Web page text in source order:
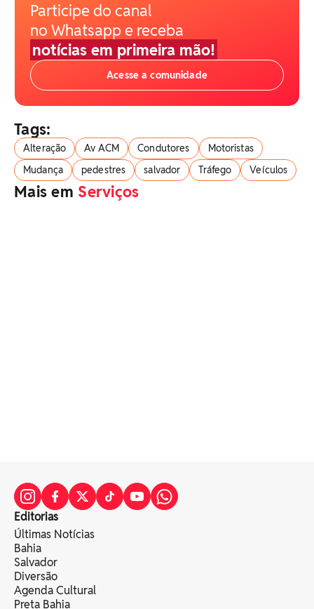
Participe do canal
no Whatsapp e receba
notícias em primeira mão!
Acesse a comunidade
Tags:
Alteração Av ACM Condutores
Motoristas
Mudança
pedestres salvador Tráfego Veículos
Mais em Serviços
Editorias
Últimas Notícias
Bahia
Salvador
Diversão
Agenda Cultural
Preta Bahia